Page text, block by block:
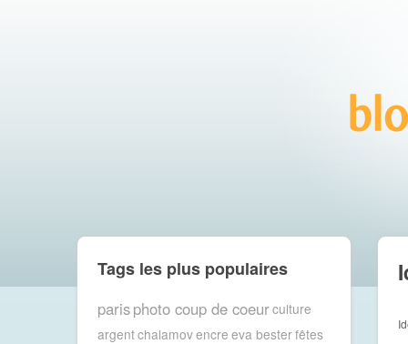
Tags les plus populaires
parisphoto coup de coeurculture
argentchalamovencre eva besterfêtes